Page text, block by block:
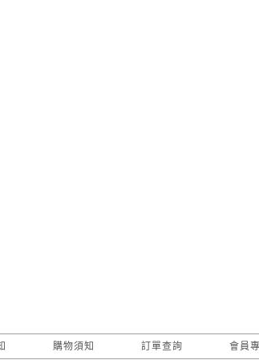
購物須知 訂單查詢 會員